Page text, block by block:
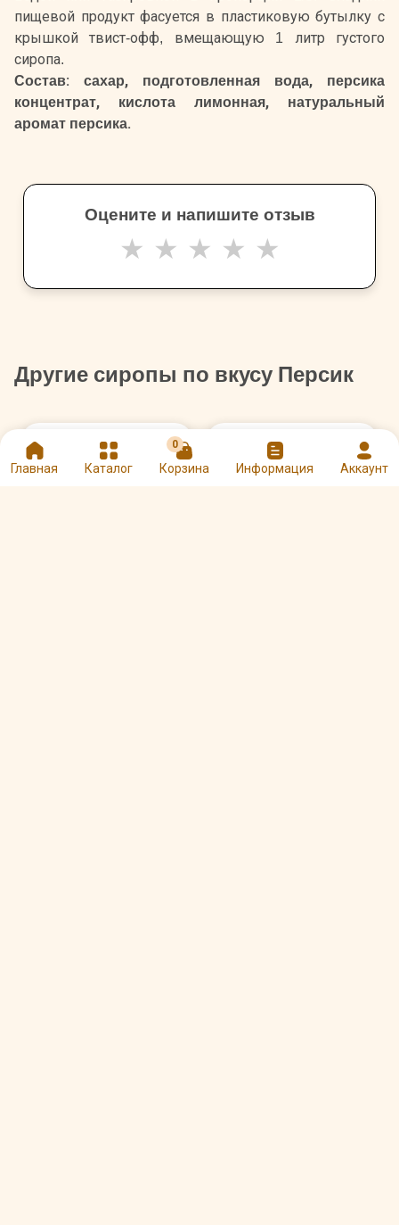
Главная Каталог
0
Корзина Информация Аккаунт
пищевой продукт фасуется в пластиковую бутылку с
крышкой твист-офф, вмещающую 1 литр густого
сиропа.
Состав: сахар, подготовленная вода, персика
концентрат, кислота лимонная, натуральный
аромат персика.
Оцените и напишите отзыв
★ ★ ★ ★ ★
Другие сиропы по вкусу Персик